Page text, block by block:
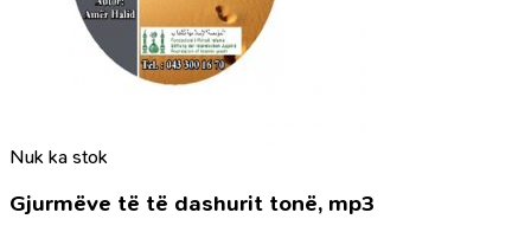
Nuk ka stok
Gjurmëve të të dashurit tonë, mp3